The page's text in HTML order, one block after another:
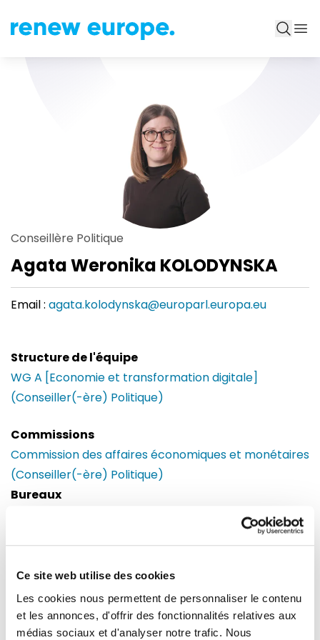
Ce site web utilise des cookies
Les cookies nous permettent de personnaliser le contenu
et les annonces, d'offrir des fonctionnalités relatives aux
médias sociaux et d'analyser notre trafic. Nous
Conseillère Politique
Agata Weronika KOLODYNSKA
Email : agata.kolodynska@europarl.europa.eu
Structure de l'équipe
WG A [Economie et transformation digitale]
(Conseiller(-ère) Politique)
Commissions
Commission des affaires économiques et monétaires
(Conseiller(-ère) Politique)
Bureaux
Bureau : 06C089
60, rue Wiertz / Wiertzstraat 60
B-1047
Bruxelles